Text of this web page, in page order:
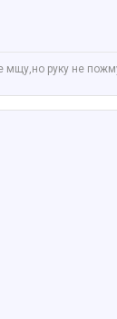
руку не